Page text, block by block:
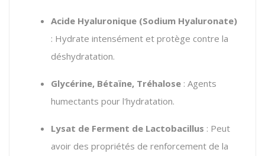
Acide Hyaluronique (Sodium Hyaluronate)
: Hydrate intensément et protège contre la
déshydratation.
Glycérine, Bétaïne, Tréhalose : Agents
humectants pour l'hydratation.
Lysat de Ferment de Lactobacillus : Peut
avoir des propriétés de renforcement de la